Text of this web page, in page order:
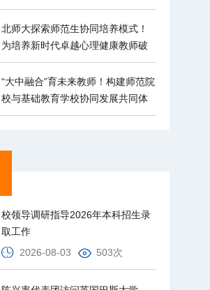
节能增效机制
北师大探索师范生协同培养模式！
为培养新时代卓越心理健康教师破
题
“大中融合”育未来教师！构建师范院
校与基础教育学校协同发展共同体
校领导调研指导2026年本科招生录
取工作
2026-08-03
503次